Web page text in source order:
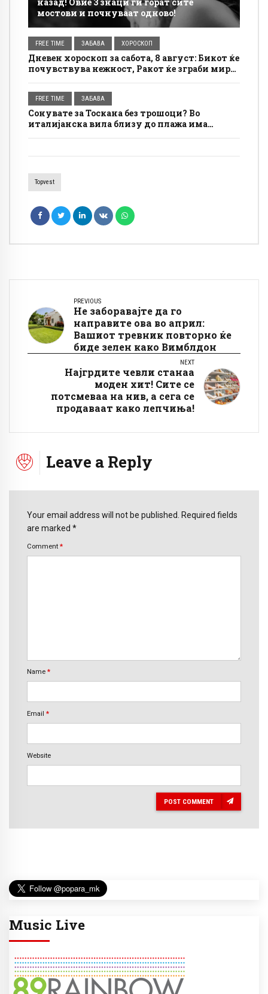
мостови и почнуваат одново!
FREE TIME ЗАБАВА ХОРОСКОП
Дневен хороскоп за сабота, 8 август: Бикот ќе
почувствува нежност, Ракот ќе зграби мир
FREE TIME ЗАБАВА
Сонувате за Тоскана без трошоци? Во
италијанска вила близу до плажа има
Topvest
PREVIOUS
Не заборавајте да го
направите ова во април:
Вашиот тревник повторно ќе
биде зелен како Вимблдон
NEXT
Најгрдите чевли станаа
моден хит! Сите се
потсмеваа на нив, а сега се
продаваат како лепчиња!
Leave a Reply
Your email address will not be published. Required fields
are marked *
Comment *
Name *
Email *
Website
POST COMMENT
Music Live